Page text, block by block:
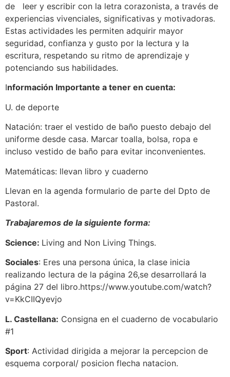
de leer y escribir con la letra corazonista, a través de
experiencias vivenciales, significativas y motivadoras.
Estas actividades les permiten adquirir mayor
seguridad, confianza y gusto por la lectura y la
escritura, respetando su ritmo de aprendizaje y
potenciando sus habilidades.
Información Importante a tener en cuenta:
U. de deporte
Natación: traer el vestido de baño puesto debajo del
uniforme desde casa. Marcar toalla, bolsa, ropa e
incluso vestido de baño para evitar inconvenientes.
Matemáticas: llevan libro y cuaderno
Llevan en la agenda formulario de parte del Dpto de
Pastoral.
Trabajaremos de la siguiente forma:
Science: Living and Non Living Things.
Sociales: Eres una persona única, la clase inicia
realizando lectura de la página 26,se desarrollará la
página 27 del libro.https://www.youtube.com/watch?
v=KkCIIQyevjo
L. Castellana: Consigna en el cuaderno de vocabulario
#1
Sport: Actividad dirigida a mejorar la percepcion de
esquema corporal/ posicion flecha natacion.